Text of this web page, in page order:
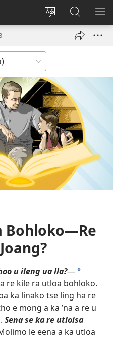
Fetola
Kena
(opens
Batla
JW.ORG/
Bohloko—Re
u ileng ua lla?— *
re kile ra utloa bohloko.
ka linako tse ling ha re
e mong a ka ʼna a re u
Sena se ka re utloisa
le eena a ka utloa